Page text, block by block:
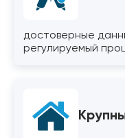
достоверные
регулируемый